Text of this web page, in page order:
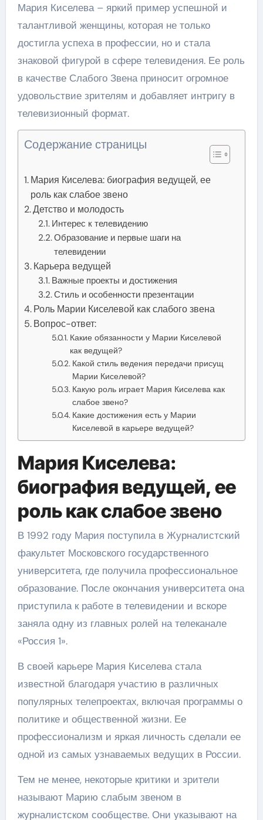
Мария Киселева – яркий пример успешной и
талантливой женщины, которая не только
достигла успеха в профессии, но и стала
знаковой фигурой в сфере телевидения. Ее роль
в качестве Слабого Звена приносит огромное
удовольствие зрителям и добавляет интригу в
телевизионный формат.
Содержание страницы
Мария Киселева: биография ведущей, ее
роль как слабое звено
Детство и молодость
Интерес к телевидению
Образование и первые шаги на
телевидении
Карьера ведущей
Важные проекты и достижения
Стиль и особенности презентации
Роль Марии Киселевой как слабого звена
Вопрос-ответ:
Какие обязанности у Марии Киселевой
как ведущей?
Какой стиль ведения передачи присущ
Марии Киселевой?
Какую роль играет Мария Киселева как
слабое звено?
Какие достижения есть у Марии
Киселевой в карьере ведущей?
Мария Киселева:
биография ведущей, ее
роль как слабое звено
В 1992 году Мария поступила в Журналистский
факультет Московского государственного
университета, где получила профессиональное
образование. После окончания университета она
приступила к работе в телевидении и вскоре
заняла одну из главных ролей на телеканале
«Россия 1».
В своей карьере Мария Киселева стала
известной благодаря участию в различных
популярных телепроектах, включая программы о
политике и общественной жизни. Ее
профессионализм и яркая личность сделали ее
одной из самых узнаваемых ведущих в России.
Тем не менее, некоторые критики и зрители
называют Марию слабым звеном в
журналистском сообществе. Они указывают на